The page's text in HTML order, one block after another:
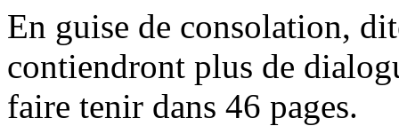
En guise de consolation,
contiendront plus de
faire tenir dans 46 pages.